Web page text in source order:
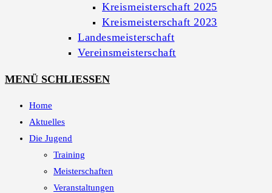
Kreismeisterschaft 2025
Kreismeisterschaft 2023
Landesmeisterschaft
Vereinsmeisterschaft
MENÜ SCHLIESSEN
Home
Aktuelles
Die Jugend
Training
Meisterschaften
Veranstaltungen